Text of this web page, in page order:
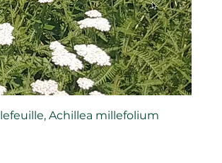
Achillea millefolium